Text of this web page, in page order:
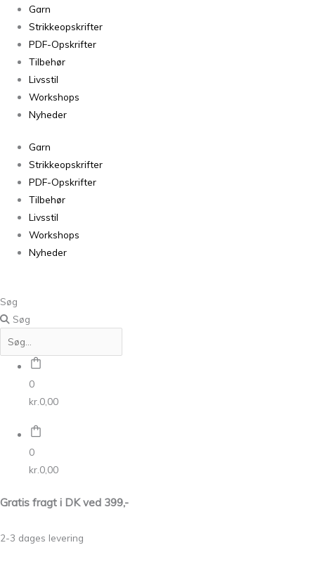
Garn
Strikkeopskrifter
PDF-Opskrifter
Tilbehør
Livsstil
Workshops
Nyheder
Garn
Strikkeopskrifter
PDF-Opskrifter
Tilbehør
Livsstil
Workshops
Nyheder
Søg
Søg
0
kr. 0,00
0
kr. 0,00
Gratis fragt i DK ved 399,-
2-3 dages levering
Midnatssol
Pudder
9520
antal